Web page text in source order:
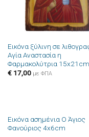
Εικόνα ξύλινη σε
Αγία Αναστασία η
Φαρμακολύτρια 15x21cm
€17,00 με ΦΠΑ
Εικόνα ασημένια Ο Άγιος
Φανούριος 4x6cm